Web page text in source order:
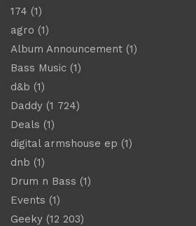
174 (1)
agro (1)
Album Announcement (1)
Bass Music (1)
d&b (1)
Daddy (1 724)
Deals (1)
digital armshouse ep (1)
dnb (1)
Drum n Bass (1)
Events (1)
Geeky (12 203)